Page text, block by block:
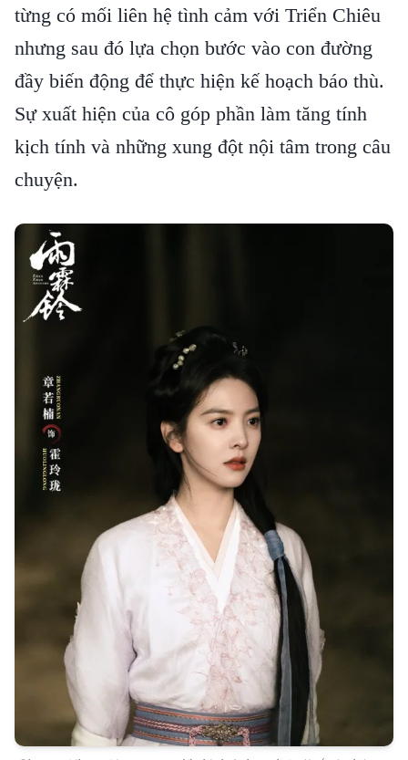
từng có mối liên hệ tình cảm với Triển Chiêu
nhưng sau đó lựa chọn bước vào con đường
đầy biến động để thực hiện kế hoạch báo thù.
Sự xuất hiện của cô góp phần làm tăng tính
kịch tính và những xung đột nội tâm trong câu
chuyện.